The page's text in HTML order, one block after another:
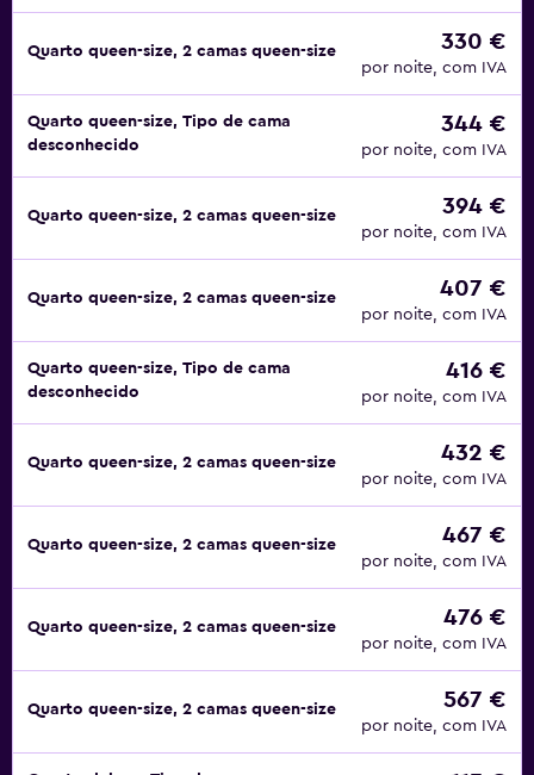
Quarto queen-size, 2 camas queen-size 330 €
por noite, com IVA
Quarto queen-size, Tipo de cama
desconhecido
344 €
por noite, com IVA
Quarto queen-size, 2 camas queen-size 394 €
por noite, com IVA
Quarto queen-size, 2 camas queen-size 407 €
por noite, com IVA
Quarto queen-size, Tipo de cama
desconhecido
416 €
por noite, com IVA
Quarto queen-size, 2 camas queen-size 432 €
por noite, com IVA
Quarto queen-size, 2 camas queen-size 467 €
por noite, com IVA
Quarto queen-size, 2 camas queen-size 476 €
por noite, com IVA
Quarto queen-size, 2 camas queen-size 567 €
por noite, com IVA